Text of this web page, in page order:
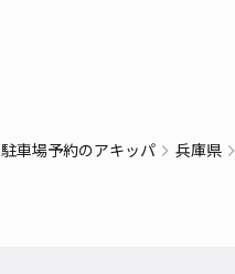
駐車場予約のアキッパ 兵庫県